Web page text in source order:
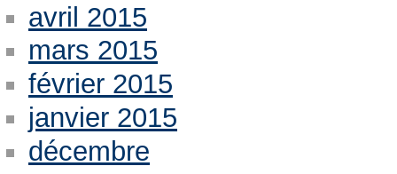
avril 2015
mars 2015
février 2015
janvier 2015
décembre